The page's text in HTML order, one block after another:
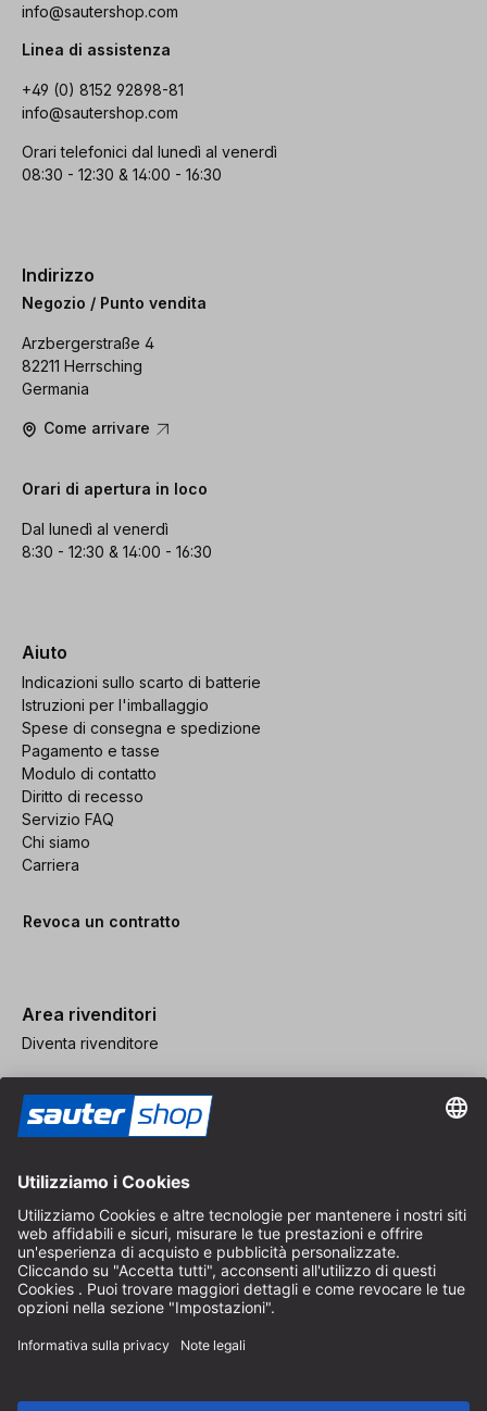
info@sautershop.com
Linea di assistenza
+49 (0) 8152 92898-81
info@sautershop.com
Orari telefonici dal lunedì al venerdì
08:30 - 12:30 & 14:00 - 16:30
Indirizzo
Negozio / Punto vendita
Arzbergerstraße 4
82211 Herrsching
Germania
Come arrivare
Orari di apertura in loco
Dal lunedì al venerdì
8:30 - 12:30 & 14:00 - 16:30
Aiuto
Indicazioni sullo scarto di batterie
Istruzioni per l'imballaggio
Spese di consegna e spedizione
Pagamento e tasse
Modulo di contatto
Diritto di recesso
Servizio FAQ
Chi siamo
Carriera
Revoca un contratto
Area rivenditori
Diventa rivenditore
CGV
Protezione dei Dati
Impostazioni dei Cookie
della Germania per pacchi di dimensioni standard, esclusi articoli